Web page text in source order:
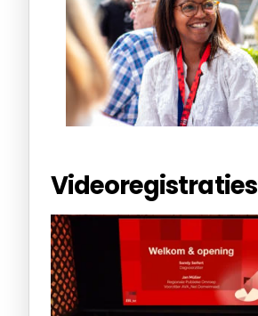
Videoregistraties